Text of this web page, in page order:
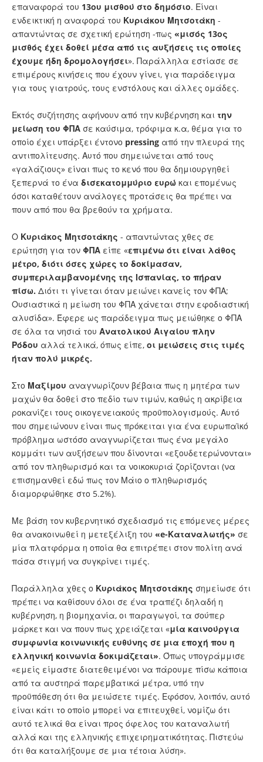
επαναφορά του 13ου μισθού στο δημόσιο. Είναι
ενδεικτική η αναφορά του Κυριάκου Μητσοτάκη -
απαντώντας σε σχετική ερώτηση -πως «μισός 13ος
μισθός έχει δοθεί μέσα από τις αυξήσεις τις οποίες
έχουμε ήδη δρομολογήσει». Παράλληλα εστίασε σε
επιμέρους κινήσεις που έχουν γίνει, για παράδειγμα
για τους γιατρούς, τους ενστόλους και άλλες ομάδες.
Εκτός συζήτησης αφήνουν από την κυβέρνηση και την
μείωση του ΦΠΑ σε καύσιμα, τρόφιμα κ.α, θέμα για το
οποίο έχει υπάρξει έντονο pressing από την πλευρά της
αντιπολίτευσης. Αυτό που σημειώνεται από τους
«γαλάζιους» είναι πως το κενό που θα δημιουργηθεί
ξεπερνά το ένα δισεκατομμύριο ευρώ και επομένως
όσοι καταθέτουν ανάλογες προτάσεις θα πρέπει να
πουν από που θα βρεθούν τα χρήματα.
Ο Κυριάκος Μητσοτάκης - απαντώντας χθες σε
ερώτηση για τον ΦΠΑ είπε «επιμένω ότι είναι λάθος
μέτρο, διότι όσες χώρες το δοκίμασαν,
συμπεριλαμβανομένης της Ισπανίας, το πήραν
πίσω. Διότι τι γίνεται όταν μειώνει κανείς τον ΦΠΑ;
Ουσιαστικά η μείωση του ΦΠΑ χάνεται στην εφοδιαστική
αλυσίδα». Έφερε ως παράδειγμα πως μειώθηκε ο ΦΠΑ
σε όλα τα νησιά του Ανατολικού Αιγαίου πλην
Ρόδου αλλά τελικά, όπως είπε, οι μειώσεις στις τιμές
ήταν πολύ μικρές.
Στο Μαξίμου αναγνωρίζουν βέβαια πως η μητέρα των
μαχών θα δοθεί στο πεδίο των τιμών, καθώς η ακρίβεια
ροκανίζει τους οικογενειακούς προϋπολογισμούς. Αυτό
που σημειώνουν είναι πως πρόκειται για ένα ευρωπαϊκό
πρόβλημα ωστόσο αναγνωρίζεται πως ένα μεγάλο
κομμάτι των αυξήσεων που δίνονται «εξουδετερώνονται»
από τον πληθωρισμό και τα νοικοκυριά ζορίζονται (να
επισημανθεί εδώ πως τον Μάιο ο πληθωρισμός
διαμορφώθηκε στο 5.2%).
Με βάση τον κυβερνητικό σχεδιασμό τις επόμενες μέρες
θα ανακοινωθεί η μετεξέλιξη του «e-Καταναλωτής» σε
μία πλατφόρμα η οποία θα επιτρέπει στον πολίτη ανά
πάσα στιγμή να συγκρίνει τιμές.
Παράλληλα χθες ο Κυριάκος Μητσοτάκης σημείωσε ότι
πρέπει να καθίσουν όλοι σε ένα τραπέζι δηλαδή η
κυβέρνηση, η βιομηχανία, οι παραγωγοί, τα σούπερ
μάρκετ και να πουν πως χρειάζεται «μία καινούργια
συμφωνία κοινωνικής ευθύνης σε μια εποχή που η
ελληνική κοινωνία δοκιμάζεται». Όπως υπογράμμισε
«εμείς είμαστε διατεθειμένοι να πάρουμε πίσω κάποια
από τα αυστηρά παρεμβατικά μέτρα, υπό την
προϋπόθεση ότι θα μειώσετε τιμές. Εφόσον, λοιπόν, αυτό
είναι κάτι το οποίο μπορεί να επιτευχθεί, νομίζω ότι
αυτό τελικά θα είναι προς όφελος του καταναλωτή
αλλά και της ελληνικής επιχειρηματικότητας. Πιστεύω
ότι θα καταλήξουμε σε μια τέτοια λύση».